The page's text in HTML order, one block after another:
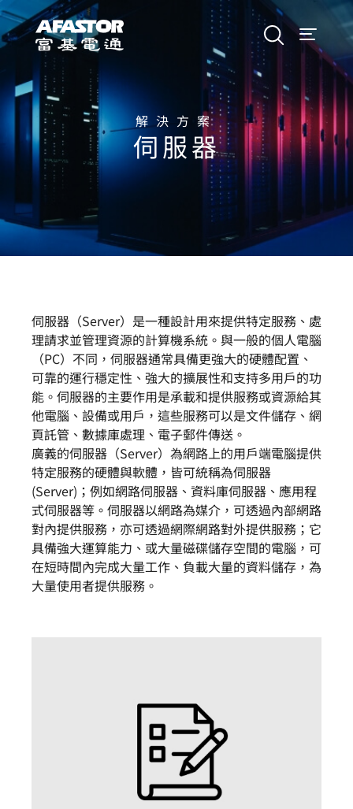
解決方案
伺服器
伺服器（Server）是一種設計用來提供特定服務、處
理請求並管理資源的計算機系統。與一般的個人電腦
（PC）不同，伺服器通常具備更強大的硬體配置、
可靠的運行穩定性、強大的擴展性和支持多用戶的功
能。伺服器的主要作用是承載和提供服務或資源給其
他電腦、設備或用戶，這些服務可以是文件儲存、網
頁託管、數據庫處理、電子郵件傳送。
廣義的伺服器（Server）為網路上的用戶端電腦提供
特定服務的硬體與軟體，皆可統稱為伺服器
(Server)；例如網路伺服器、資料庫伺服器、應用程
式伺服器等。伺服器以網路為媒介，可透過內部網路
對內提供服務，亦可透過網際網路對外提供服務；它
具備強大運算能力、或大量磁碟儲存空間的電腦，可
在短時間內完成大量工作、負載大量的資料儲存，為
大量使用者提供服務。